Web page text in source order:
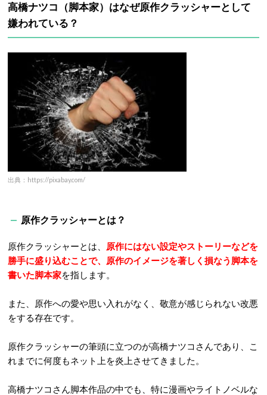
高橋ナツコ（脚本家） はなぜ原作クラッシャーとして
嫌われている？
出典：https://pixabay.com/
原作クラッシャーとは？
原作クラッシャーとは、
原作にはない設定やストーリーなどを
勝手に盛り込むことで、原作のイメージを著しく損なう脚本を
書いた脚本家を指します。
また、原作への愛や思い入れがなく、敬意が感じられない改悪
をする存在です。
原作クラッシャーの筆頭に立つのが高橋ナツコさんであり、こ
れまでに何度もネット上を炎上させてきました。
高橋ナツコさん脚本作品の中でも、特に漫画やライトノベルな